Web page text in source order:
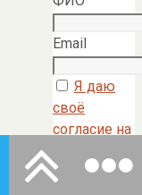
Email
Я даю
своё
согласие на
моих